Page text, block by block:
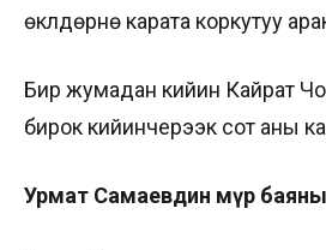
өкүлдөрүнө карата коркутуу
Бир жумадан кийин Кайрат
бирок кийинчерээк сот аны
Урмат Самаевдин өмүр